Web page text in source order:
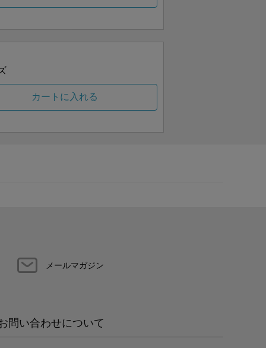
カートに入れる
メールマガジン
問い合わせについて